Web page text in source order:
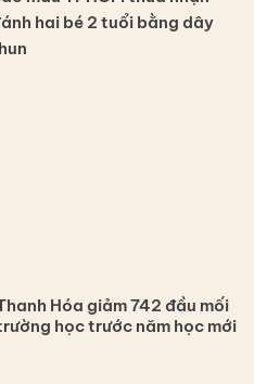
hai bé 2 tuổi bằng dây
Hóa giảm 742 đầu mối
học trước năm học mới